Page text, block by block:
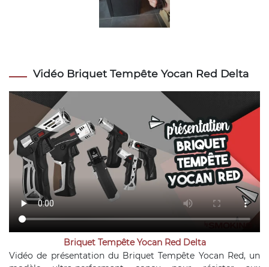
Vidéo Briquet Tempête Yocan Red Delta
Briquet Tempête Yocan Red Delta
Vidéo de présentation du Briquet Tempête Yocan Red, un